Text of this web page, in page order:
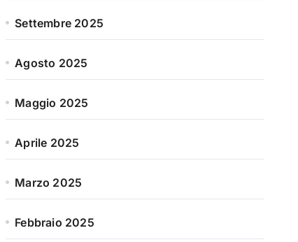
Settembre 2025
Agosto 2025
Maggio 2025
Aprile 2025
Marzo 2025
Febbraio 2025